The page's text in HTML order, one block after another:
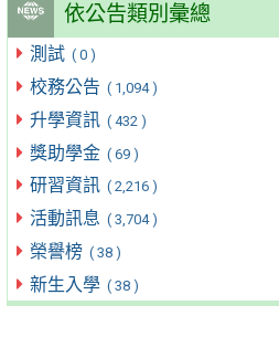
依公告類別彙總
測試 ( 0 )
校務公告 ( 1,094 )
升學資訊 ( 432 )
獎助學金 ( 69 )
研習資訊 ( 2,216 )
活動訊息 ( 3,704 )
榮譽榜 ( 38 )
新生入學 ( 38 )